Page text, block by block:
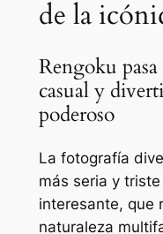
de la
Rengoku
casual y
poderoso
La fotografía
más seria y
interesante, que
naturaleza